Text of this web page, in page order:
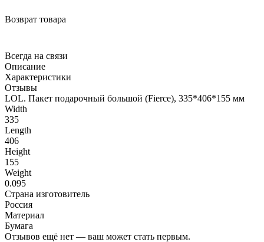
Возврат товара
Всегда на связи
Описание
Характеристики
Отзывы
LOL. Пакет подарочный большой (Fierce), 335*406*155 мм
Width
335
Length
406
Height
155
Weight
0.095
Страна изготовитель
Россия
Материал
Бумага
Отзывов ещё нет — ваш может стать первым.